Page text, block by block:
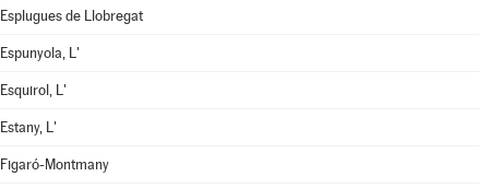
Esplugues de Llobregat
Espunyola, L'
Esquirol, L'
Estany, L'
Figaró-Montmany